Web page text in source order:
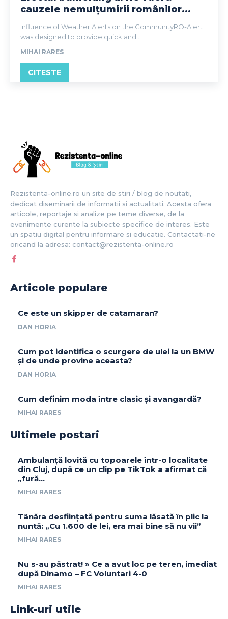
cauzele nemulțumirii românilor...
Influence of Weather Alerts on the CommunityRO-Alert
was designed to provide quick and...
MIHAI RARES
CITESTE
Rezistenta-online.ro un site de stiri / blog de noutati,
dedicat diseminarii de informatii si actualitati. Acesta ofera
articole, reportaje si analize pe teme diverse, de la
evenimente curente la subiecte specifice de interes. Este
un spatiu digital pentru informare si educatie. Contactati-ne
oricand la adresa: contact@rezistenta-online.ro
Articole populare
Ce este un skipper de catamaran?
DAN HORIA
Cum pot identifica o scurgere de ulei la un BMW
și de unde provine aceasta?
DAN HORIA
Cum definim moda între clasic și avangardă?
MIHAI RARES
Ultimele postari
Ambulanță lovită cu topoarele într-o localitate
din Cluj, după ce un clip pe TikTok a afirmat că
„fură…
MIHAI RARES
Tânăra desființată pentru suma lăsată în plic la
nuntă: „Cu 1.600 de lei, era mai bine să nu vii”
MIHAI RARES
Nu s-au păstrat! » Ce a avut loc pe teren, imediat
după Dinamo – FC Voluntari 4-0
MIHAI RARES
Link-uri utile